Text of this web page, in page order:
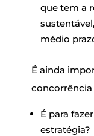
que tem a
médio
É ainda
concorrência
É para
estratégia?